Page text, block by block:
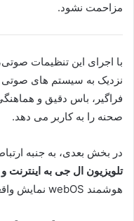
مزاحمت نشود.
با اجرای این تنظیمات
نزدیک به سیستم های
فراگیر، باس دقیق و
صحنه را به کاربر می دهد.
در بخش بعدی، به جنبه
تلویزیون ال جی به اینترنت
هوشمند webOS نمایش واقعی خود را آغاز می کند.